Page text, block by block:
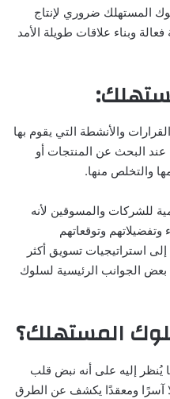
المستهلك ضروري لإنتاج
وبناء علاقات طويلة الأمد
والأنشطة التي يقوم بها
عند البحث عن المنتجات أو
والتخلص منها.
للشركات والمسوقين لأنه
وتوقعاتهم
إلى استراتيجيات تسويق أكثر
بعض الجوانب الرئيسية لسلوك
المستهلك؟
يُنظر إليه على أنه نبض قلب
آسرًا ومعقدًا يكشف عن الطرق